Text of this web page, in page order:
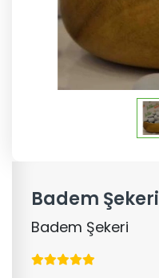
Badem Şekeri
Badem Şekeri